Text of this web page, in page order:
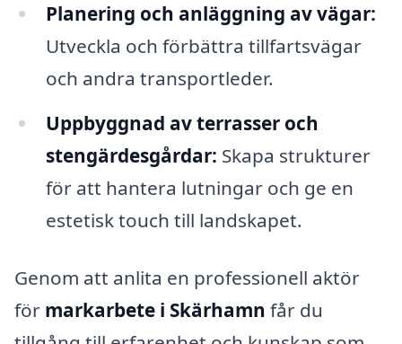
Planering och anläggning av vägar:
Utveckla och förbättra tillfartsvägar
och andra transportleder.
Uppbyggnad av terrasser och
stengärdesgårdar: Skapa strukturer
för att hantera lutningar och ge en
estetisk touch till landskapet.
Genom att anlita en professionell aktör
för markarbete i Skärhamn får du